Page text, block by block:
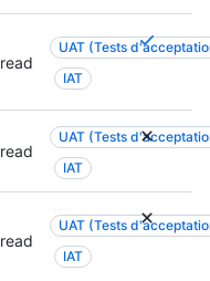
o
u
r
l
u
s
i
é
e
.
o
u
u
read
UAT (Tests
IAT
P
l
s
i
e
s
read
UAT (Tests
IAT
read
UAT (Tests
IAT